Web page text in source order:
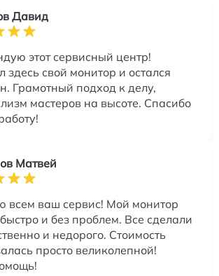
Давид
этот сервисный центр!
здесь свой монитор и остался
Грамотный подход к делу,
мастеров на высоте. Спасибо
Матвей
всем ваш сервис! Мой монитор
и без проблем. Все сделали
и недорого. Стоимость
просто великолепной!